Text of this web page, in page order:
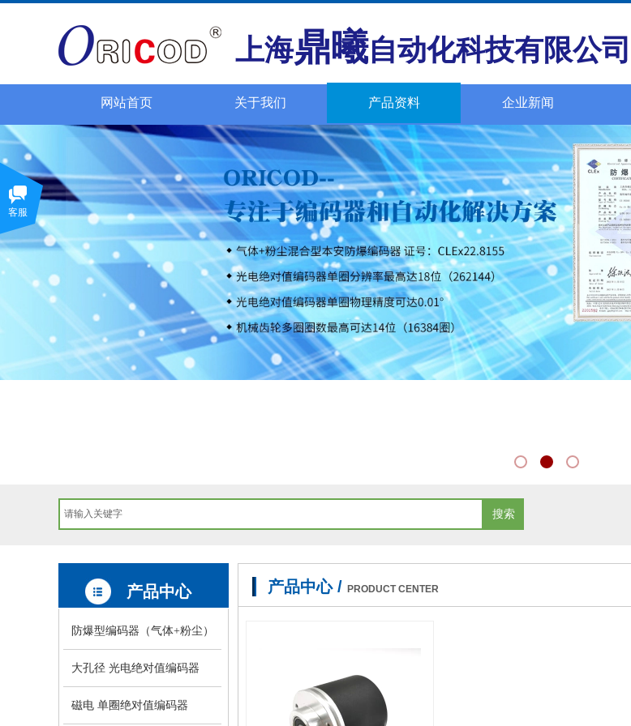
上海鼎曦自动化科技有限公司
网站首页 关于我们 产品资料 企业新闻
搜索
产品中心 产品中心 / PRODUCT CENTER
防爆型编码器（气体+粉尘）
大孔径 光电绝对值编码器
磁电 单圈绝对值编码器
客服